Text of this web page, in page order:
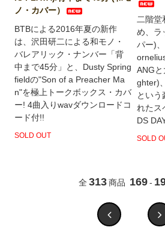
ノ・カバー）
BTBによる2016年夏の新作
は、沢田研二による和モノ・
バレアリック・ナンバー「背
中まで45分」と、Dusty Spring
fieldの"Son of a Preacher Ma
n"を極上トークボックス・カバ
ー! 4曲入りwavダウンロードコ
ード付!!
SOLD OUT
二階堂
め、ラ
パー)
ANG
ghter)
という
れたス
DS
SOLD
全 313 商品 169 -